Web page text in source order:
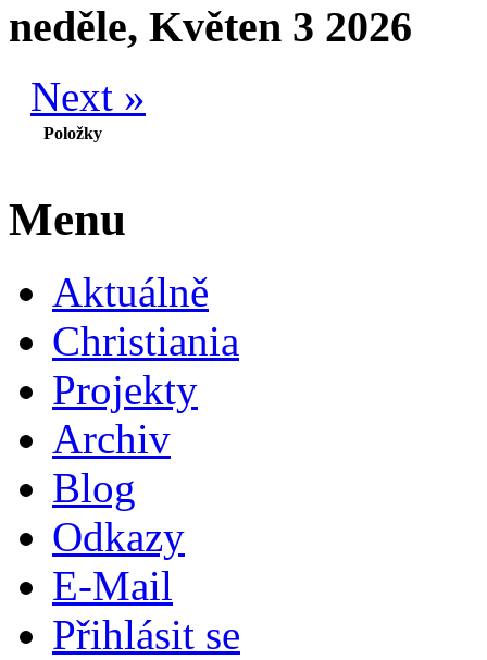
neděle, Květen 3 2026
Next »
Položky
Menu
Aktuálně
Christiania
Projekty
Archiv
Blog
Odkazy
E-Mail
Přihlásit se